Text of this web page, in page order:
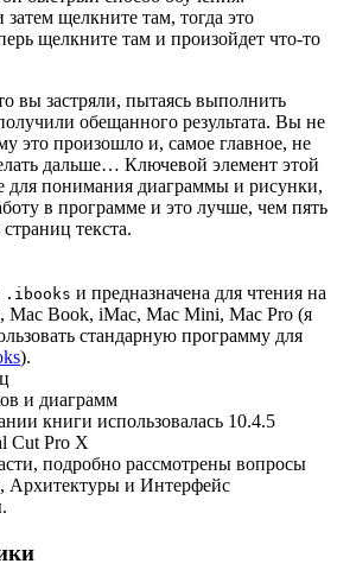
затем щелкните там, тогда это
щелкните там и произойдет что-то
вы застряли, пытаясь выполнить
обещанного результата. Вы не
это произошло и, самое главное, не
дальше… Ключевой элемент этой
для понимания диаграммы и рисунки,
в программе и это лучше, чем пять
текста.
.ibooks и предназначена для чтения на
Mac Book, iMac, Mac Mini, Mac Pro (я
стандарную программу для
).
и диаграмм
книги использовалась 10.4.5
Cut Pro X
подробно рассмотрены вопросы
Архитектуры и Интерфейс